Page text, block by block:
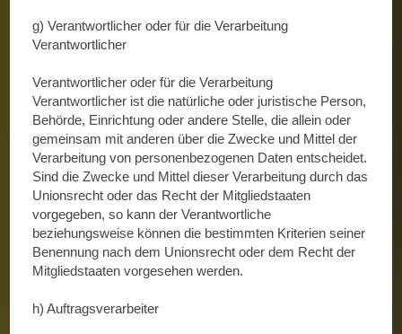
g) Verantwortlicher oder für die Verarbeitung
Verantwortlicher
Verantwortlicher oder für die Verarbeitung
Verantwortlicher ist die natürliche oder juristische Person,
Behörde, Einrichtung oder andere Stelle, die allein oder
gemeinsam mit anderen über die Zwecke und Mittel der
Verarbeitung von personenbezogenen Daten entscheidet.
Sind die Zwecke und Mittel dieser Verarbeitung durch das
Unionsrecht oder das Recht der Mitgliedstaaten
vorgegeben, so kann der Verantwortliche
beziehungsweise können die bestimmten Kriterien seiner
Benennung nach dem Unionsrecht oder dem Recht der
Mitgliedstaaten vorgesehen werden.
h) Auftragsverarbeiter